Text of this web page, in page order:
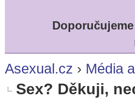
Asexual.cz › Média
Sex? Děkuji,